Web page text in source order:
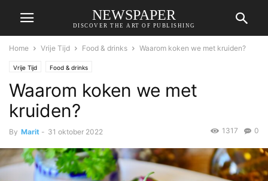
NEWSPAPER
DISCOVER THE ART OF PUBLISHING
Home Vrije Tijd Food & drinks Waarom koken we met kruiden?
Vrije Tijd Food & drinks
Waarom koken we met
kruiden?
By Marit - 31 oktober 2022 0
1317